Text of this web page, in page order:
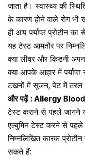
जाता है। स्वास्थ्य की
के कारण होने वाले रोग
ही आप पर्याप्तप्रोटीन का
यह टेस्ट आमतौर पर
क्या लीवर और किडनी
क्या आपके आहार में पर्याप्त
टखनों में सूजन, पेट में तरल
और पढ़ें : Allergy Blood
टेस्ट कराने से पहले जानने
एल्बुमिन टेस्ट करने से पहले
निम्नलिखित कारक
सकते हैं: